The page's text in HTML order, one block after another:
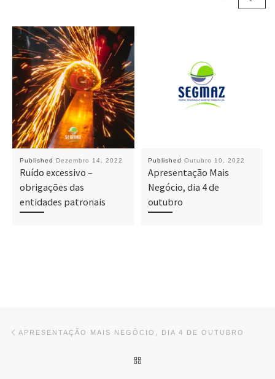
Published Dezembro 14, 2022
Ruído excessivo –
obrigações das
entidades patronais
Published Outubro 10, 2022
Apresentação Mais
Negócio, dia 4 de
outubro
Post navigation
APRESENTAÇÃO MAIS NEGÓCIO, DIA 4 DE OUTUBRO